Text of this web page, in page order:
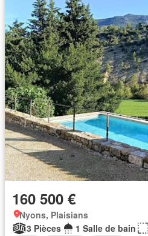
160 500 €
Nyons, Plaisians
3 Pièces
1 Salle de bain